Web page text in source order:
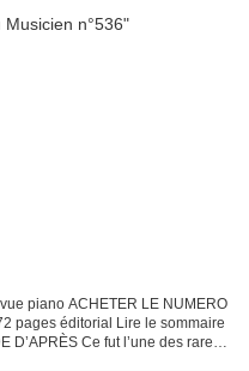
piano ACHETER LE NUMERO
pages éditorial Lire le sommaire
D’APRÈS Ce fut l’une des rares